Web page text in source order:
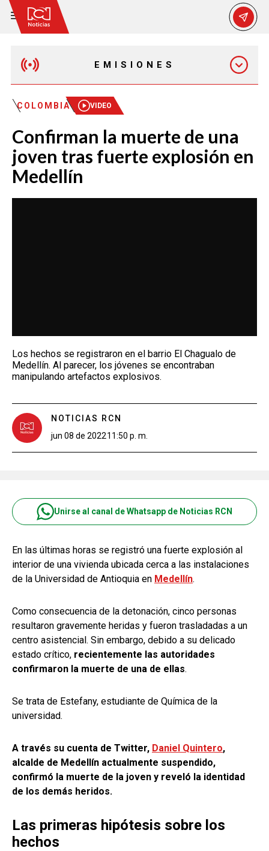
EMISIONES
EMISIÓN 12:30 PM
EMISIÓN 7:00 PM
COLOMBIA VIDEO
Confirman la muerte de una
joven tras fuerte explosión en
Medellín
Los hechos se registraron en el barrio El Chagualo de
Medellín. Al parecer, los jóvenes se encontraban
manipulando artefactos explosivos.
NOTICIAS RCN
jun 08 de 202211:50 p. m.
Unirse al canal de Whatsapp de Noticias RCN
En las últimas horas se registró una fuerte explosión al
interior de una vivienda ubicada cerca a las instalaciones
de la Universidad de Antioquia en Medellín.
Como consecuencia de la detonación, cinco personas
resultaron gravemente heridas y fueron trasladadas a un
centro asistencial. Sin embargo, debido a su delicado
estado crítico, recientemente las autoridades
confirmaron la muerte de una de ellas.
Se trata de Estefany, estudiante de Química de la
universidad.
A través su cuenta de Twitter, Daniel Quintero,
alcalde de Medellín actualmente suspendido,
confirmó la muerte de la joven y reveló la identidad
de los demás heridos.
Las primeras hipótesis sobre los
hechos